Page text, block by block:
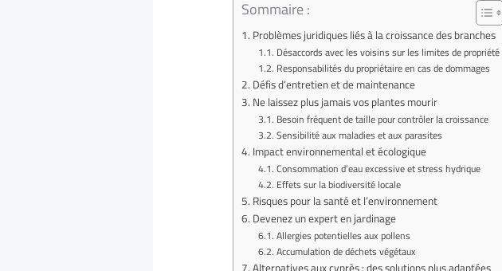
Sommaire :
Problèmes juridiques liés à la croissance des branches
Désaccords avec les voisins sur les limites de propriété
Responsabilités du propriétaire en cas de dommages
Défis d’entretien et de maintenance
Ne laissez plus jamais vos plantes mourir
Besoin fréquent de taille pour contrôler la croissance
Sensibilité aux maladies et aux parasites
Impact environnemental et écologique
Consommation d’eau excessive et stress hydrique
Effets sur la biodiversité locale
Risques pour la santé et l’environnement
Devenez un expert en jardinage
Allergies potentielles aux pollens
Accumulation de déchets végétaux